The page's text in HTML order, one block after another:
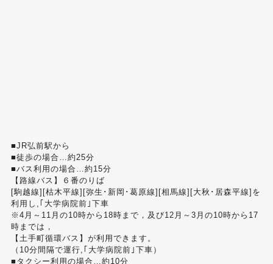
■JR弘前駅から
■徒歩の場合…約25分
■バス利用の場合…約15分
【路線バス】６番のりば
[駒越線][枯木平線][弥生･新岡･葛原線][相馬線][大秋･居森平線]を
利用し,｢大学病院前｣下車
※4月～11月の10時から18時まで，及び12月～3月の10時から17
時までは，
【土手町循環バス】が利用できます。
（10分間隔で運行,｢大学病院前｣下車）
■タクシー利用の場合…約10分